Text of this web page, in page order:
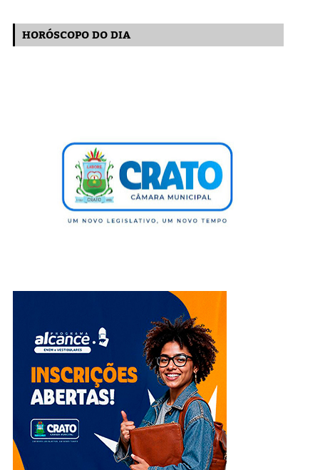
HORÓSCOPO DO DIA